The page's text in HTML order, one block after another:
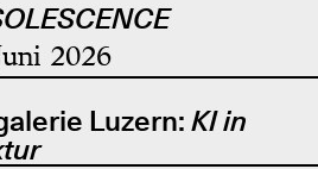
2026
Luzern: KI in